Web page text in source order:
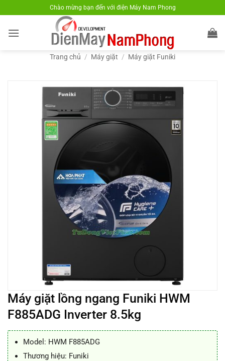
qua
nội
Chào mừng bạn đến với điện Máy Nam Phong
Trang chủ / Máy giặt / Máy giặt Funiki
Máy giặt lồng ngang Funiki HWM
F885ADG Inverter 8.5kg
Model: HWM F885ADG
Thương hiệu: Funiki